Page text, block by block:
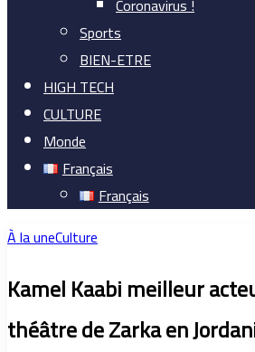
Coronavirus !
Sports
BIEN-ETRE
HIGH TECH
CULTURE
Monde
Français
Français
À la uneCulture
Kamel Kaabi meilleur
théâtre de Zarka en